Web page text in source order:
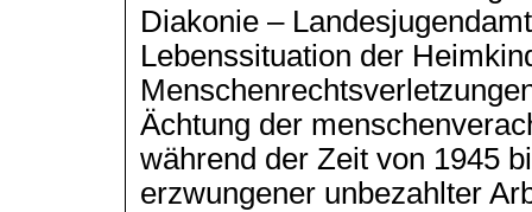
Diakonie –
Lebenssituation der
Ächtung der
während der Zeit von 1945
erzwungener unbezahlter